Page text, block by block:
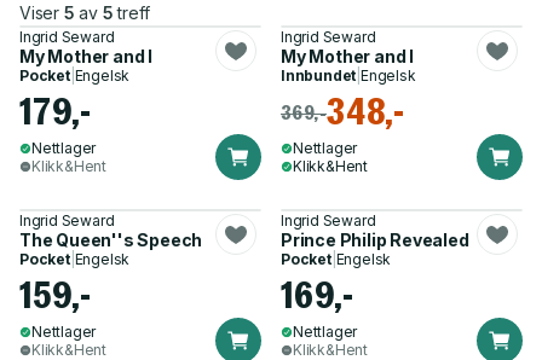
Viser 5 av 5 treff
Ingrid Seward
My Mother and I
Pocket| Engelsk
179,-
Nettlager
Klikk&Hent
Ingrid Seward
My Mother and I
Innbundet |Engelsk
369,-348,-
Nettlager
Klikk&Hent
Ingrid Seward
The Queen''s Speech
Pocket| Engelsk
159,-
Nettlager
Klikk&Hent
Ingrid Seward
Prince Philip Revealed
Pocket| Engelsk
169,-
Nettlager
Klikk&Hent